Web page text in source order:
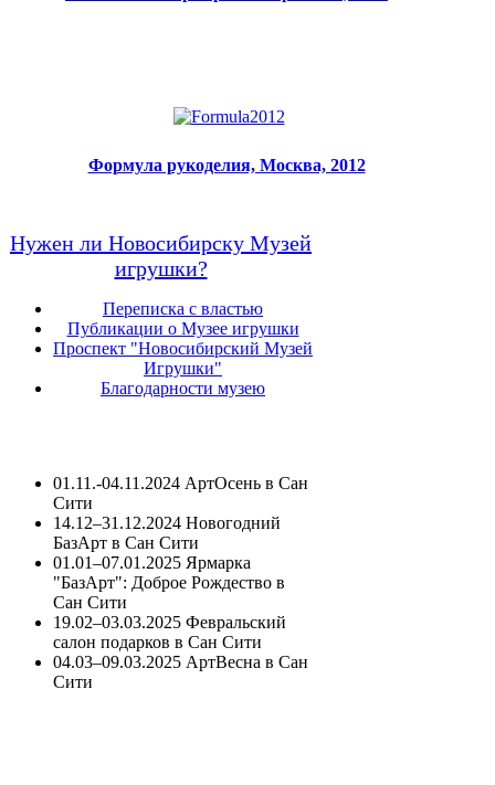
Формула рукоделия, Москва, 2012
Нужен ли Новосибирску Музей
игрушки?
Переписка с властью
Публикации о Музее игрушки
Проспект "Новосибирский Музей
Игрушки"
Благодарности музею
01.11.-04.11.2024 АртОсень в Сан
Сити
14.12–31.12.2024 Новогодний
БазАрт в Сан Сити
01.01–07.01.2025 Ярмарка
"БазАрт": Доброе Рождество в
Сан Сити
19.02–03.03.2025 Февральский
салон подарков в Сан Сити
04.03–09.03.2025 АртВесна в Сан
Сити